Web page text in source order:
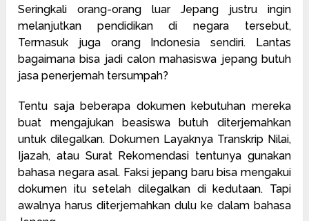
Seringkali orang-orang luar Jepang justru ingin
melanjutkan pendidikan di negara tersebut,
Termasuk juga orang Indonesia sendiri. Lantas
bagaimana bisa jadi calon mahasiswa jepang butuh
jasa penerjemah tersumpah?
Tentu saja beberapa dokumen kebutuhan mereka
buat mengajukan beasiswa butuh diterjemahkan
untuk dilegalkan. Dokumen Layaknya Transkrip Nilai,
Ijazah, atau Surat Rekomendasi tentunya gunakan
bahasa negara asal. Faksi jepang baru bisa mengakui
dokumen itu setelah dilegalkan di kedutaan. Tapi
awalnya harus diterjemahkan dulu ke dalam bahasa